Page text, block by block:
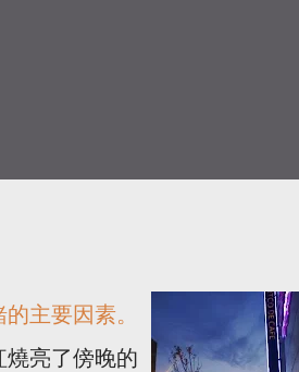
主要因素。
亮了傍晚的